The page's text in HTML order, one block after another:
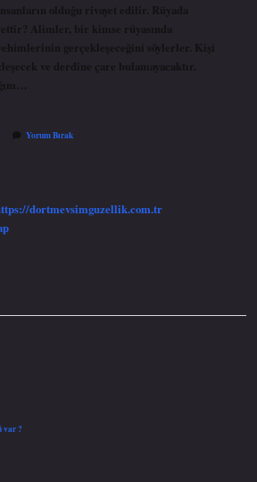
olduğu rivayet edilir. Rüyada
Alimler, bir kimse rüyasında
vehimlerinin gerçekleşeceğini söylerler. Kişi
ve derdine çare bulamayacaktır.
Yorum Bırak
dortmevsimguzellik.com.tr
var ?